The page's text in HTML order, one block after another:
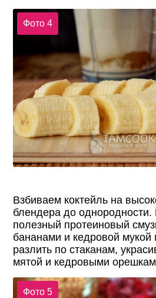
Фото 4
Взбиваем коктейль на
блендера до однородности.
полезный протеиновый
бананами и кедровой мукой
разлить по стаканам,
мятой и кедровыми
Фото 5